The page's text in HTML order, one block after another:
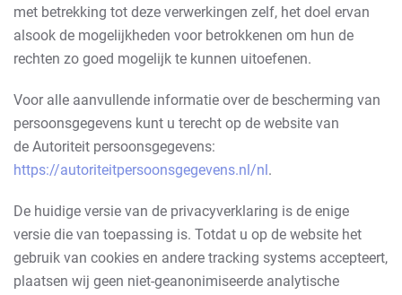
met betrekking tot deze verwerkingen zelf, het doel ervan
alsook de mogelijkheden voor betrokkenen om hun de
rechten zo goed mogelijk te kunnen uitoefenen.
Voor alle aanvullende informatie over de bescherming van
persoonsgegevens kunt u terecht op de website van
de Autoriteit persoonsgegevens:
https://autoriteitpersoonsgegevens.nl/nl.
De huidige versie van de privacyverklaring is de enige
versie die van toepassing is. Totdat u op de website het
gebruik van cookies en andere tracking systems accepteert,
plaatsen wij geen niet-geanonimiseerde analytische